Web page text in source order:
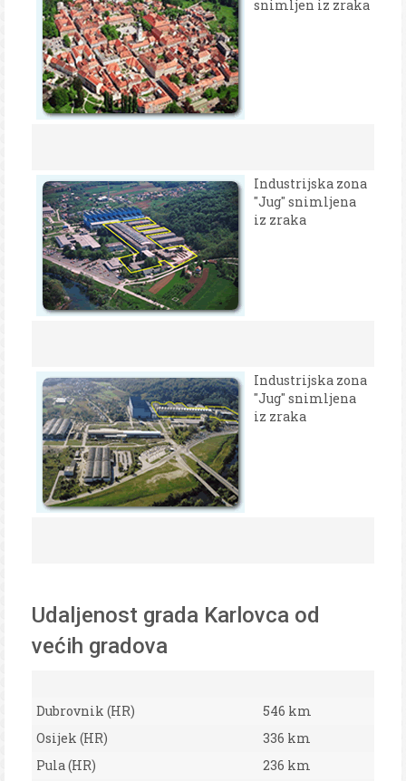
snimljen iz zraka
Industrijska zona
"Jug" snimljena
iz zraka
Industrijska zona
"Jug" snimljena
iz zraka
Udaljenost grada Karlovca od
većih gradova
Dubrovnik (HR)
546 km
Osijek (HR)
336 km
Pula (HR)
236 km